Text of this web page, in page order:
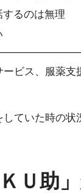
るのは無理
ビス、服薬
ていた時の
Ｕ助